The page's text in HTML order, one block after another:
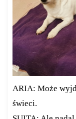
ARIA: Może
świeci.